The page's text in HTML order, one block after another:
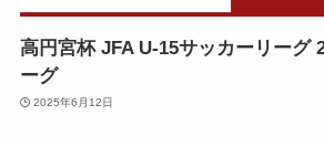
高円宮杯 JFA U-15サッカーリーグ
ーグ
2025年6月12日